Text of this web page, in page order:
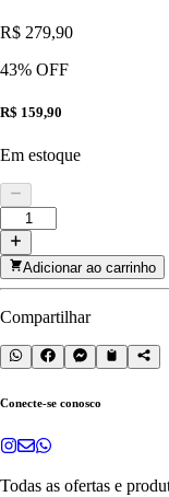
R$ 279,90
43% OFF
R$ 159,90
Em estoque
Adicionar ao carrinho
Compartilhar
Conecte-se conosco
Todas as ofertas e